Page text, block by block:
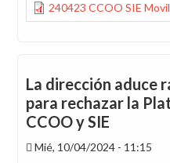
240423 CCOO SIE
La dirección aduce
para rechazar la
CCOO y SIE
Mié, 10/04/2024 - 11:15